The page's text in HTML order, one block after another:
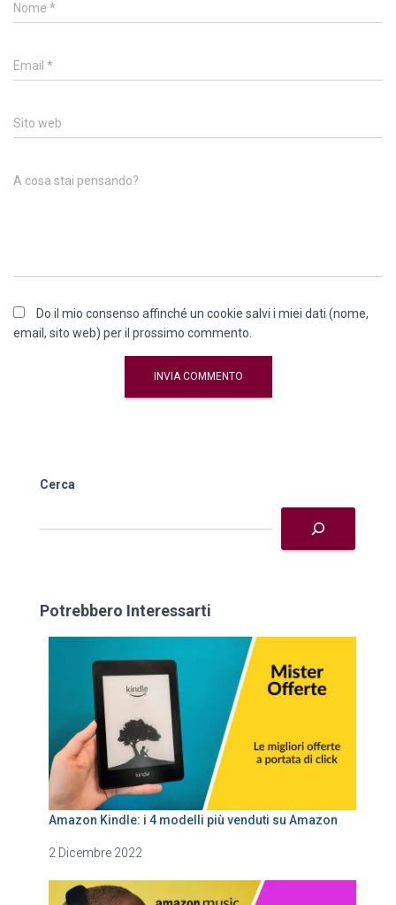
Nome *
Email *
Sito web
A cosa stai pensando?
Do il mio consenso affinché un cookie salvi i miei dati (nome,
email, sito web) per il prossimo commento.
Cerca
Potrebbero Interessarti
Amazon Kindle: i 4 modelli più venduti su Amazon
2 Dicembre 2022